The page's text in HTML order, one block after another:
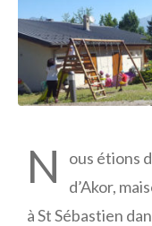
N
ous étions
d’Akor,
à St Sébastien